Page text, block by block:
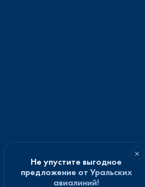
×
Не упустите выгодное
предложение от Уральских
авиалиний!